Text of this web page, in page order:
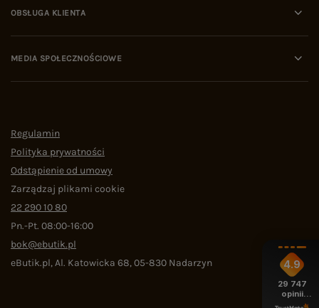
OBSŁUGA KLIENTA
MEDIA SPOŁECZNOŚCIOWE
Regulamin
Polityka prywatności
Odstąpienie od umowy
Zarządzaj plikami cookie
22 290 10 80
Pn.-Pt. 08:00-16:00
bok@ebutik.pl
eButik.pl,Al. Katowicka 68,05-830 Nadarzyn 4.9
29 747
opinii
z całego